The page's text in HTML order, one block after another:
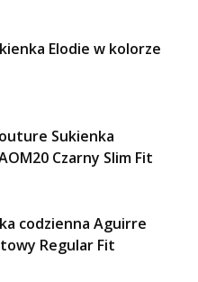
Elodie w kolorze
Sukienka
Czarny Slim Fit
codzienna Aguirre
Regular Fit